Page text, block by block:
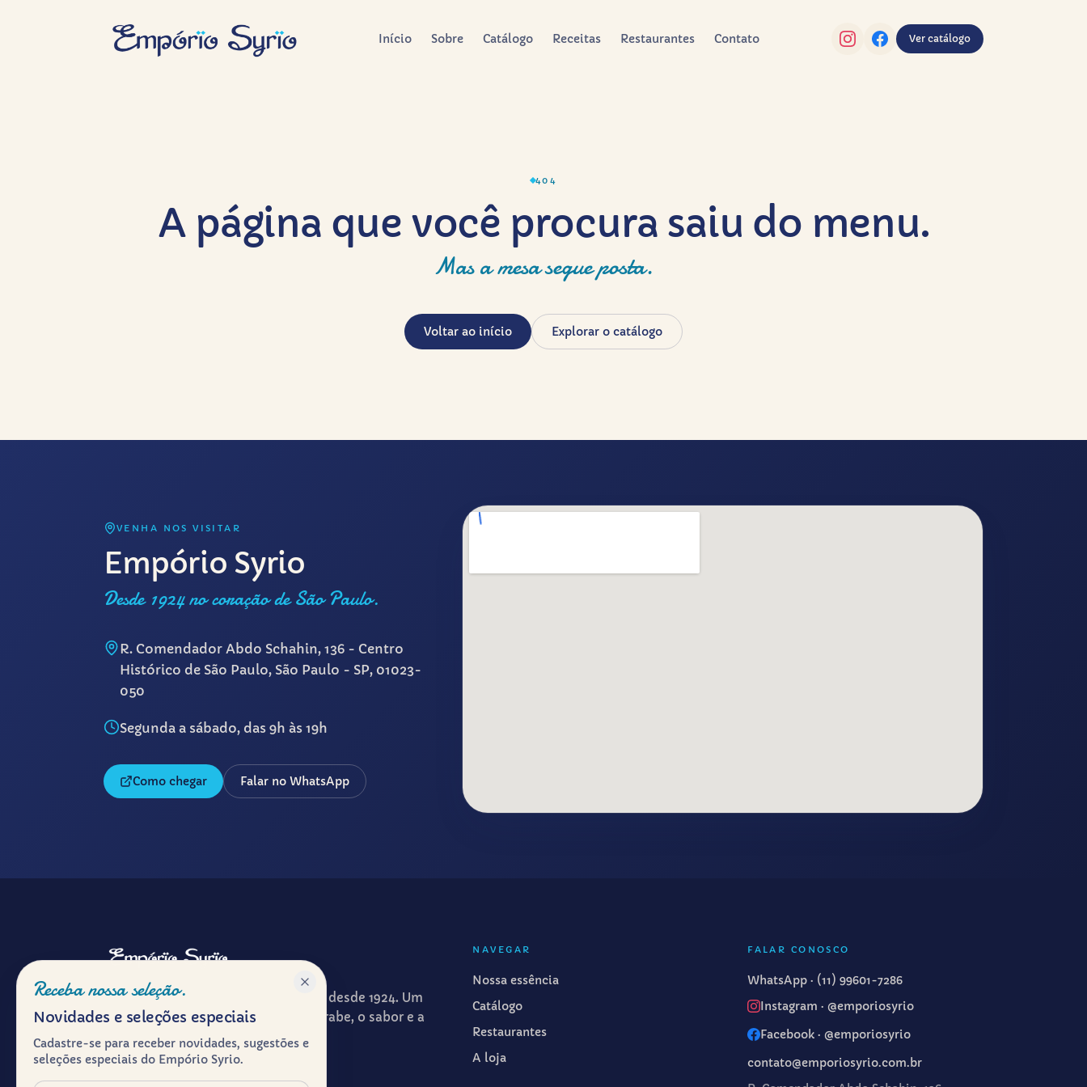
Início Sobre Catálogo Receitas Restaurantes Contato Ver catálogo
404
A página que você procura saiu do menu.
Mas a mesa segue posta.
Voltar ao início Explorar o catálogo
VENHA NOS VISITAR
Empório Syrio
Desde 1924 no coração de São Paulo.
R. Comendador Abdo Schahin, 136 - Centro
Histórico de São Paulo, São Paulo - SP, 01023-
050
Segunda a sábado, das 9h às 19h
Como chegar Falar no WhatsApp
Patrimônio gastronômico e cultural desde 1924. Um
ponto de encontro entre a cultura árabe, o sabor e a
experiência de receber à mesa.
Herança viva.
NAVEGAR
Nossa essência
Catálogo
Restaurantes
A loja
FALAR CONOSCO
WhatsApp · (11) 99601-7286
Instagram · @emporiosyrio
Facebook · @emporiosyrio
contato@emporiosyrio.com.br
Receba nossa seleção.
Novidades e seleções especiais
Cadastre-se para receber novidades, sugestões e
seleções especiais do Empório Syrio.